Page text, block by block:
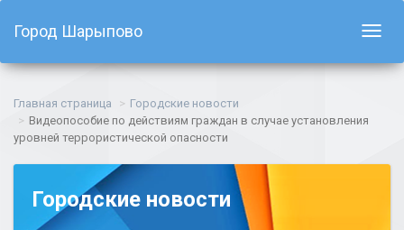
Город Шарыпово
Главная страница
Городские новости
Видеопособие по действиям граждан в случае установления
уровней террористической опасности
Городские новости